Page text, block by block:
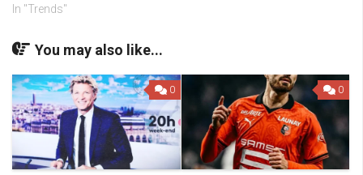
In "Trends"
You may also like...
0 0